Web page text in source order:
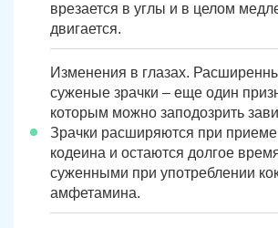
врезается в углы и в целом
двигается.
Изменения в глазах.
суженые зрачки – еще один
которым можно заподозрить
Зрачки расширяются при приеме
кодеина и остаются долгое
суженными при употреблении
амфетамина.